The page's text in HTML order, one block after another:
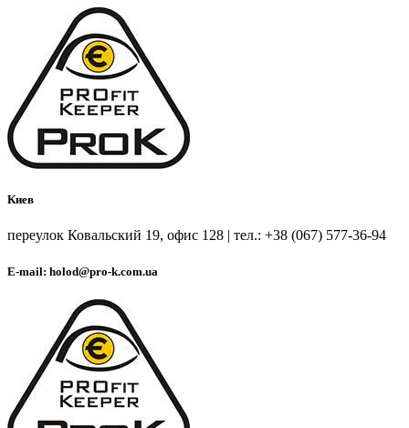
Киев
переулок Ковальский 19, офис 128 | тел.: +38 (067) 577-36-94
E-mail: holod@pro-k.com.ua